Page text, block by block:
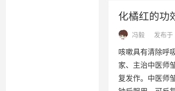
化橘红的功
冯毅 发布于
咳嗽具有清除呼
家、主治中医师
复发作。中医师